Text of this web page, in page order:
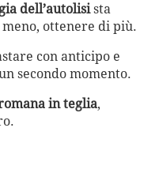
dell’autolisista
ottenere di più.
con anticipo e
secondo momento.
in teglia,